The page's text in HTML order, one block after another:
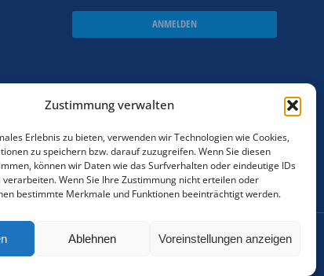
Zustimmung verwalten
Erlebnis zu bieten, verwenden wir Technologien wie Cookies,
zu speichern bzw. darauf zuzugreifen. Wenn Sie diesen
können wir Daten wie das Surfverhalten oder eindeutige IDs
Wenn Sie Ihre Zustimmung nicht erteilen oder
bestimmte Merkmale und Funktionen beeinträchtigt werden.
Ablehnen Voreinstellungen anzeigen
ANMELDEN
Cookie policy AGBs